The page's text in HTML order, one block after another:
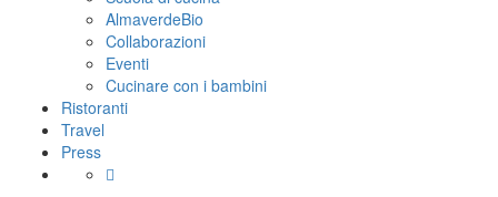
AlmaverdeBio
Collaborazioni
Eventi
Cucinare con i bambini
Ristoranti
Travel
Press